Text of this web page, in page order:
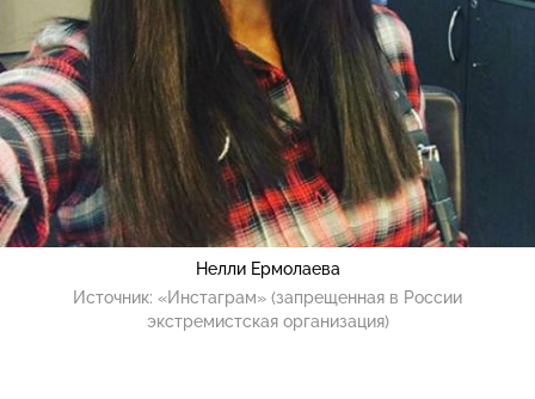
Нелли Ермолаева
Источник: «Инстаграм» (запрещенная в России
экстремистская организация)